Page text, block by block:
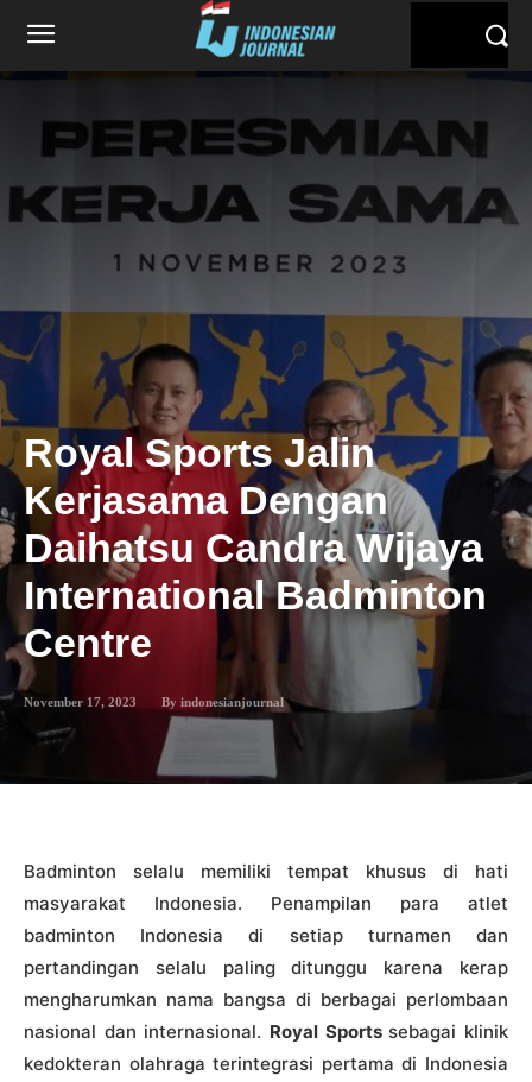
Royal Sports Jalin
Kerjasama Dengan
Daihatsu Candra Wijaya
International Badminton
Centre
November 17, 2023 By indonesianjournal
Badminton selalu memiliki tempat khusus di hati
masyarakat Indonesia. Penampilan para atlet
badminton Indonesia di setiap turnamen dan
pertandingan selalu paling ditunggu karena kerap
mengharumkan nama bangsa di berbagai perlombaan
nasional dan internasional. Royal Sports sebagai klinik
kedokteran olahraga terintegrasi pertama di Indonesia